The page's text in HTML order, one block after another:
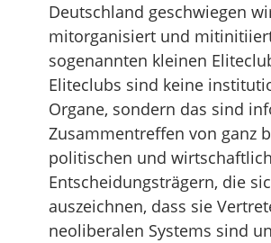
Deutschland geschwiegen
mitorganisiert und
sogenannten kleinen
Eliteclubs sind keine
Organe, sondern das sind
Zusammentreffen von ganz
politischen und
Entscheidungsträgern, die
auszeichnen, dass sie
neoliberalen Systems sind